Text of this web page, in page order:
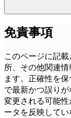
免責事項
このページに記
所、その他関連
ます。正確性を
で最新かつ誤り
変更される可能
ータを反映してい